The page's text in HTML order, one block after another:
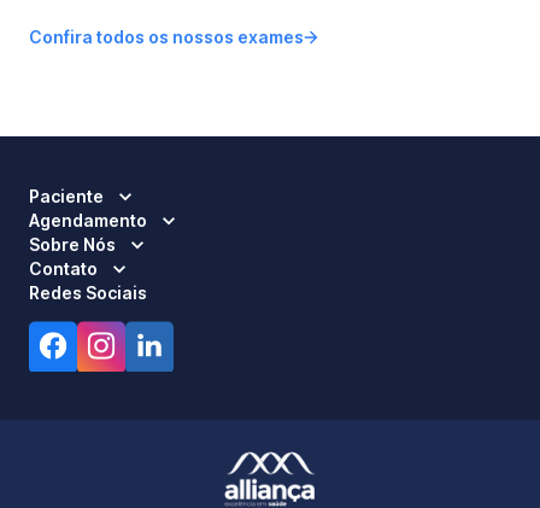
Confira todos os nossos exames
Paciente
Agendamento
Sobre Nós
Contato
Redes Sociais